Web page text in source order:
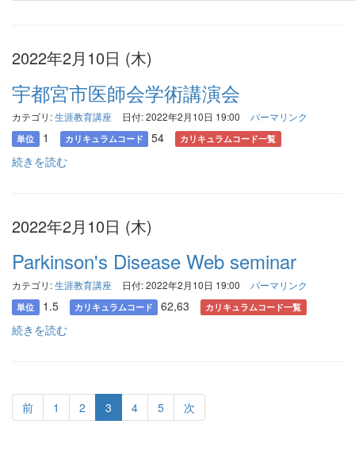
2022年2月10日 (木)
宇都宮市医師会学術講演会
カテゴリ:生涯教育講座 日付: 2022年2月10日 19:00 パーマリンク
単位 1 カリキュラムコード 54 カリキュラムコード一覧
続きを読む
2022年2月10日 (木)
Parkinson's Disease Web seminar
カテゴリ:生涯教育講座 日付: 2022年2月10日 19:00 パーマリンク
単位 1.5 カリキュラムコード 62,63 カリキュラムコード一覧
続きを読む
前 1 2 3 4 5 次